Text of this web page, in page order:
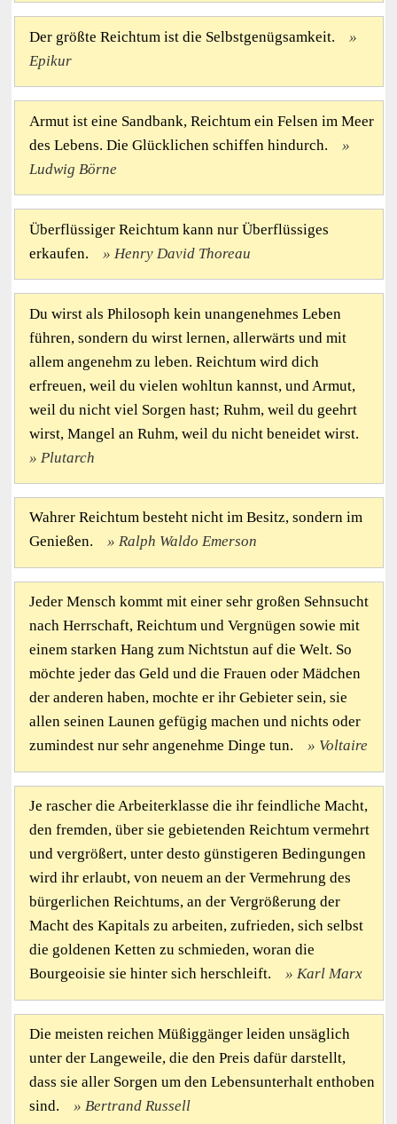
Der größte Reichtum ist die Selbstgenügsamkeit.
Epikur
Armut ist eine Sandbank, Reichtum ein Felsen im Meer
des Lebens. Die Glücklichen schiffen hindurch.
Ludwig Börne
Überflüssiger Reichtum kann nur Überflüssiges
erkaufen.
Henry David Thoreau
Du wirst als Philosoph kein unangenehmes Leben
führen, sondern du wirst lernen, allerwärts und mit
allem angenehm zu leben. Reichtum wird dich
erfreuen, weil du vielen wohltun kannst, und Armut,
weil du nicht viel Sorgen hast; Ruhm, weil du geehrt
wirst, Mangel an Ruhm, weil du nicht beneidet wirst.
Plutarch
Wahrer Reichtum besteht nicht im Besitz, sondern im
Genießen.
Ralph Waldo Emerson
Jeder Mensch kommt mit einer sehr großen Sehnsucht
nach Herrschaft, Reichtum und Vergnügen sowie mit
einem starken Hang zum Nichtstun auf die Welt. So
möchte jeder das Geld und die Frauen oder Mädchen
der anderen haben, mochte er ihr Gebieter sein, sie
allen seinen Launen gefügig machen und nichts oder
zumindest nur sehr angenehme Dinge tun.
Voltaire
Je rascher die Arbeiterklasse die ihr feindliche Macht,
den fremden, über sie gebietenden Reichtum vermehrt
und vergrößert, unter desto günstigeren Bedingungen
wird ihr erlaubt, von neuem an der Vermehrung des
bürgerlichen Reichtums, an der Vergrößerung der
Macht des Kapitals zu arbeiten, zufrieden, sich selbst
die goldenen Ketten zu schmieden, woran die
Bourgeoisie sie hinter sich herschleift.
Karl Marx
Die meisten reichen Müßiggänger leiden unsäglich
unter der Langeweile, die den Preis dafür darstellt,
dass sie aller Sorgen um den Lebensunterhalt enthoben
sind.
Bertrand Russell